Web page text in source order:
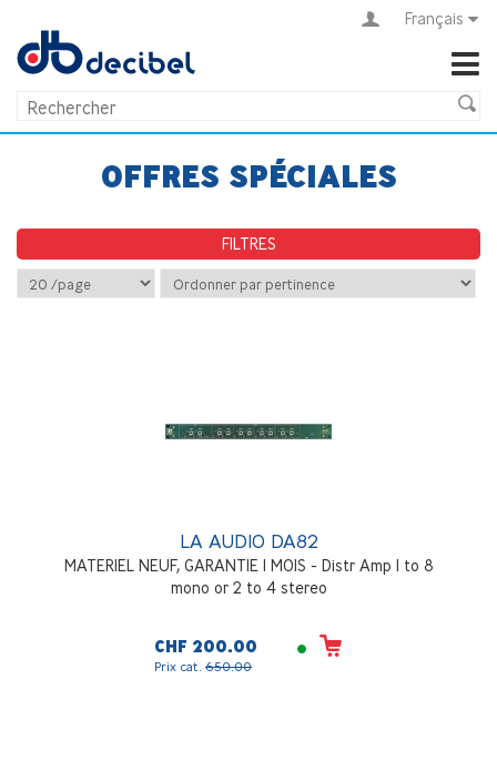
Français
OFFRES SPÉCIALES
FILTRES
LA AUDIO DA82
MATERIEL NEUF, GARANTIE 1 MOIS - Distr Amp 1 to 8
mono or 2 to 4 stereo
CHF 200.00
Prix cat. 650.00